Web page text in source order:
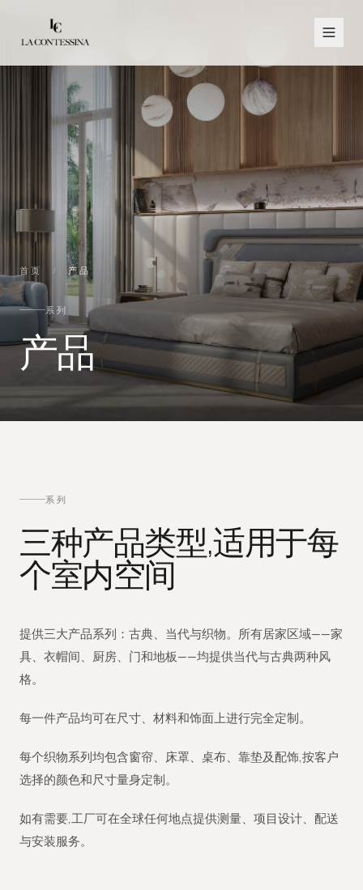
首页 / 产品
系列
产品
系列
三种产品类型,适用于每
个室内空间
提供三大产品系列：古典、当代与织物。所有居家区域——家
具、衣帽间、厨房、门和地板——均提供当代与古典两种风
格。
每一件产品均可在尺寸、材料和饰面上进行完全定制。
每个织物系列均包含窗帘、床罩、桌布、靠垫及配饰,按客户
选择的颜色和尺寸量身定制。
如有需要,工厂可在全球任何地点提供测量、项目设计、配送
与安装服务。